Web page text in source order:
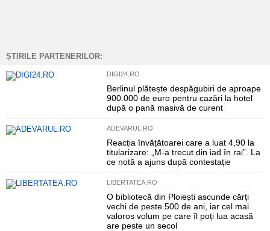
ȘTIRILE PARTENERILOR:
DIGI24.RO
Berlinul plătește despăgubiri de aproape
900.000 de euro pentru cazări la hotel
după o pană masivă de curent
ADEVARUL.RO
Reacția învățătoarei care a luat 4,90 la
titularizare: „M-a trecut din iad în rai”. La
ce notă a ajuns după contestație
LIBERTATEA.RO
O bibliotecă din Ploiești ascunde cărți
vechi de peste 500 de ani, iar cel mai
valoros volum pe care îl poți lua acasă
are peste un secol